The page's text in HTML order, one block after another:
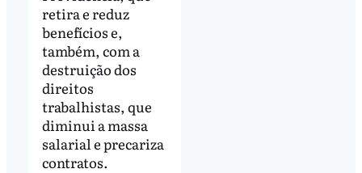
retira e reduz
benefícios e,
também, com a
destruição dos
direitos
trabalhistas, que
diminui a massa
salarial e precariza
contratos.